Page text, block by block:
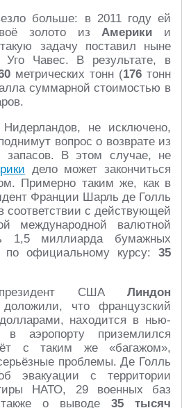
больше: в 2011 году ей
золото изАмерики и
задачу поставил ныне
Уго Чавес. В результате, в
метрических тонн (176 тонн
суммарной стоимостью в
не исключено,
вопрос о возврате из
В этом случае, не
дело может закончиться
Примерно таким же, как в
Франции Шарль де Голль
с действующей
международной валютной
1,5 миллиарда бумажных
по официальному курсу: 35
президент США Линдон
что французский
находится в нью-
аэропорту приземлился
с таким же «багажом»,
проблемы. Де Голль
эвакуации с территории
НАТО, 29 военных баз
о выводе 35 тысяч